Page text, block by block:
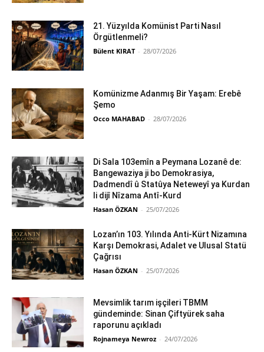
21. Yüzyılda Komünist Parti Nasıl
Örgütlenmeli?
Bülent KIRAT - 28/07/2026
Komünizme Adanmış Bir Yaşam: Erebê
Şemo
Occo MAHABAD - 28/07/2026
Di Sala 103emîn a Peymana Lozanê de:
Bangewaziya ji bo Demokrasiya,
Dadmendî û Statûya Neteweyî ya Kurdan
li dijî Nîzama Antî-Kurd
Hasan ÖZKAN - 25/07/2026
Lozan’ın 103. Yılında Anti-Kürt Nizamına
Karşı Demokrasi, Adalet ve Ulusal Statü
Çağrısı
Hasan ÖZKAN - 25/07/2026
Mevsimlik tarım işçileri TBMM
gündeminde: Sinan Çiftyürek saha
raporunu açıkladı
Rojnameya Newroz - 24/07/2026